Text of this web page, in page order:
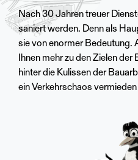
Nach 30 Jahren treuer
saniert werden. Denn als
sie von enormer Bedeutung.
Ihnen mehr zu den Zielen
hinter die Kulissen der
ein Verkehrschaos